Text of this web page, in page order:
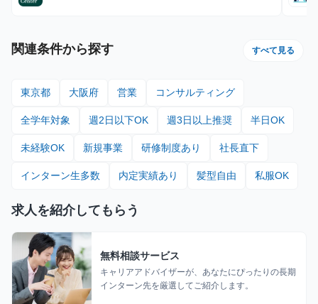
関連条件から探す すべて見る
東京都 大阪府 営業 コンサルティング
全学年対象 週2日以下OK 週3日以上推奨 半日OK
未経験OK 新規事業 研修制度あり 社長直下
インターン生多数 内定実績あり 髪型自由 私服OK
求人を紹介してもらう
無料相談サービス
キャリアアドバイザーが、あなたにぴったりの長期
インターン先を厳選してご紹介します。